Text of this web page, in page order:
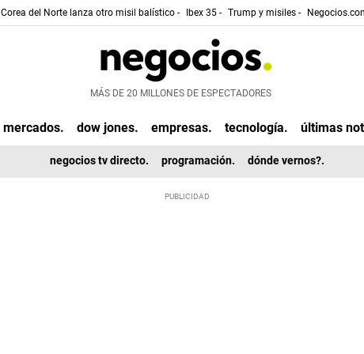
Corea del Norte lanza otro misil balístico - Ibex 35 - Trump y misiles -
MÁS DE 20 MILLONES DE ESPECTADORES
mercados. dow jones. empresas. tecnología. últimas
negocios tv directo. programación. dónde vernos?.